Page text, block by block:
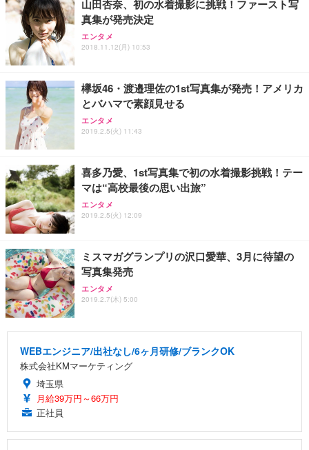
山田杏奈、初の水着撮影に挑戦！ファースト写
真集が発売決定
エンタメ
2018.11.12(月) 10:53
欅坂46・渡邉理佐の1st写真集が発売！アメリカ
とバハマで素顔見せる
エンタメ
2019.2.5(火) 11:43
喜多乃愛、1st写真集で初の水着撮影挑戦！テー
マは“高校最後の思い出旅”
エンタメ
2019.2.5(火) 12:09
ミスマガグランプリの沢口愛華、3月に待望の
写真集発売
エンタメ
2019.2.7(木) 5:00
WEBエンジニア/出社なし/6ヶ月研修/ブランクOK
株式会社KMマーケティング
埼玉県
月給39万円～66万円
正社員